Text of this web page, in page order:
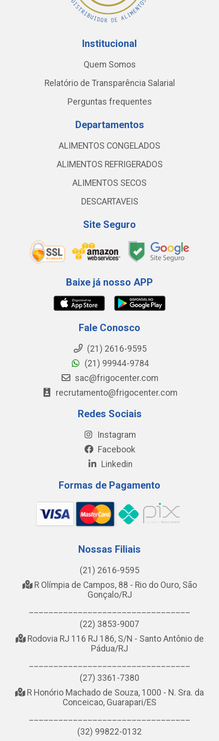
Institucional
Quem Somos
Relatório de Transparência Salarial
Perguntas frequentes
Departamentos
ALIMENTOS CONGELADOS
ALIMENTOS REFRIGERADOS
ALIMENTOS SECOS
DESCARTAVEIS
Site Seguro
Baixe já nosso APP
Fale Conosco
(21) 2616-9595
(21) 99944-9784
sac@frigocenter.com
recrutamento@frigocenter.com
Redes Sociais
Instagram
Facebook
Linkedin
Formas de Pagamento
Nossas Filiais
(21) 2616-9595
R Olímpia de Campos, 88 - Rio do Ouro, São
Gonçalo/RJ
(22) 3853-9007
Rodovia RJ 116 RJ 186, S/N - Santo Antônio de
Pádua/RJ
(27) 3361-7380
R Honório Machado de Souza, 1000 - N. Sra. da
Conceicao, Guarapari/ES
(32) 99822-0132